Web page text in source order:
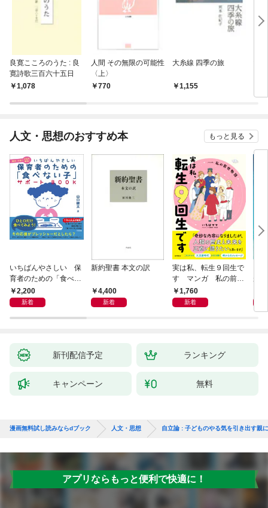
良寛こころのうた : 良
寛詩歌三百六十五日
1,078
人間 その無限の可能性
〈上〉
770
大糸線 四季の旅
1,155
人文・思想のおすすめ本 もっと見る
いちばんやさしい 保
育者のための「食べな
い子」サポートＢＯＯ
Ｋ 偏食・少食のお悩
2,200
新着
新約聖書 本文の訳
4,400
新着
実は私、転生９回生で
す マンガ 私の前世
物語1,760
新着
が
新刊配信予定 ランキング
キャンペーン 無料
漫画無料試し読みならdブック 人文・思想 自立論 : 子どものやる気を引き出す親
アプリならもっと便利で快適に！